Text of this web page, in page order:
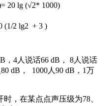
20 lg (√2* 1000)
(1/2 lg2 + 3 )
4人说话66 dB， 8人说话
dB， 1000人90 dB，1万
，在某点点声压级为78、